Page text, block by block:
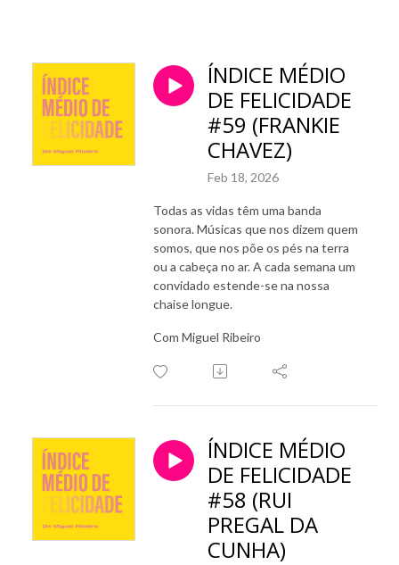
ÍNDICE MÉDIO
DE FELICIDADE
#59 (FRANKIE
CHAVEZ)
Feb 18, 2026
Todas as vidas têm uma banda
sonora. Músicas que nos dizem quem
somos, que nos põe os pés na terra
ou a cabeça no ar. A cada semana um
convidado estende-se na nossa
chaise longue.
Com Miguel Ribeiro
ÍNDICE MÉDIO
DE FELICIDADE
#58 (RUI
PREGAL DA
CUNHA)